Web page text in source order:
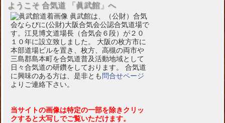
ようこそ 合気道 「眞武館」へ
眞武館は、（公財）合気
会ならびに(公財)大阪合気会公認合気道場で
す。江見博文道場長（合気会６段）が２０
１０年に設立致しました。 大阪の枚方市に
本部道場ビルを置き、枚方、高槻の両市や
三島郡島本町を合気道普及活動地域として
日々合気道の研鑽をしております。 合気道
に興味のある方は、是非とも 問合せページ
よりご連絡下さい。
当サイトの画像は特定の一部を除きクリッ
クすると大写しでご覧いただけます。